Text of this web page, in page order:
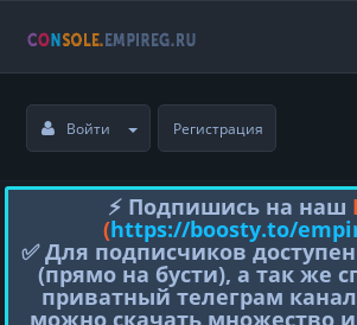
Войти Регистрация
⚡️ Подпишись на наш
(https://boosty.to/
✅ Для подписчиков
(прямо на бусти), а так же
приватный телеграм
можно скачать множество